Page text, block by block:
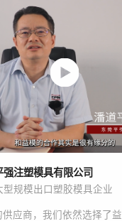
强注塑模具有限公司
型规模出口塑胶模具企业
应商，我们依然选择了